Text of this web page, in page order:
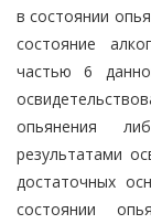
в состоянии
состояние
частью 6
опьянения
результатами
достаточных
состоянии